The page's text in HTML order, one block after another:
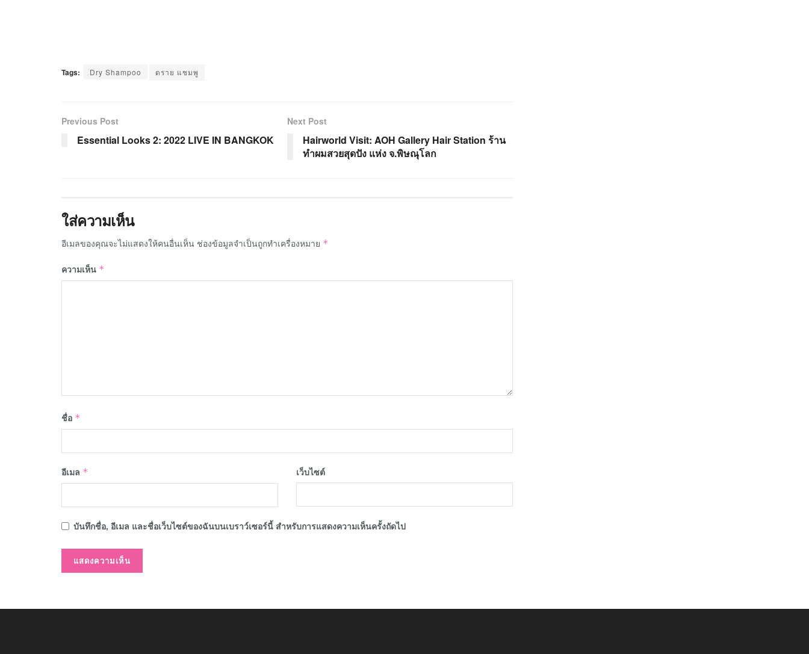
Tags: Dry Shampoo ดราย แชมพู
Previous Post
Essential Looks 2: 2022 LIVE IN BANGKOK
Next Post
Hairworld Visit: AOH Gallery Hair Station ร้าน
ทำผมสวยสุดปัง แห่ง จ.พิษณุโลก
ใส่ความเห็น
อีเมลของคุณจะไม่แสดงให้คนอื่นเห็น ช่องข้อมูลจำเป็นถูกทำเครื่องหมาย *
ความเห็น *
ชื่อ *
อีเมล * เว็บไซต์
บันทึกชื่อ, อีเมล และชื่อเว็บไซต์ของฉันบนเบราว์เซอร์นี้ สำหรับการแสดงความเห็นครั้งถัดไป